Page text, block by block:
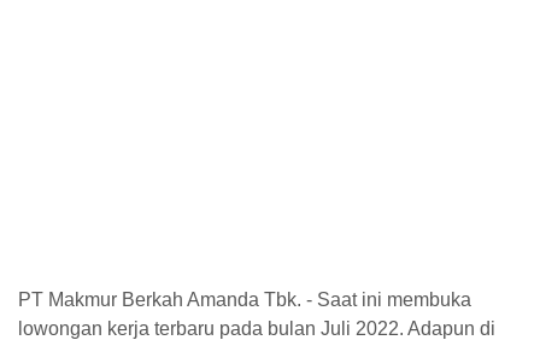
PT Makmur Berkah Amanda Tbk. - Saat ini membuka
lowongan kerja terbaru pada bulan Juli 2022. Adapun di